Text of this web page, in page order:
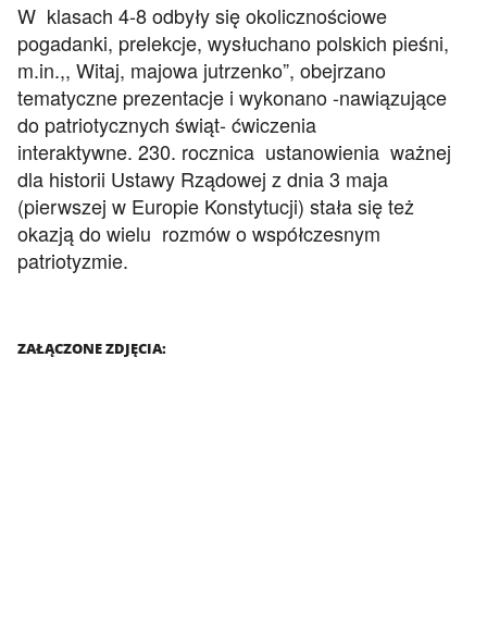
W klasach 4-8 odbyły się okolicznościowe
pogadanki, prelekcje, wysłuchano polskich pieśni,
m.in.,, Witaj, majowa jutrzenko”, obejrzano
tematyczne prezentacje i wykonano -nawiązujące
do patriotycznych świąt- ćwiczenia
interaktywne. 230. rocznica ustanowienia ważnej
dla historii Ustawy Rządowej z dnia 3 maja
(pierwszej w Europie Konstytucji) stała się też
okazją do wielu rozmów o współczesnym
patriotyzmie.
ZAŁĄCZONE ZDJĘCIA: